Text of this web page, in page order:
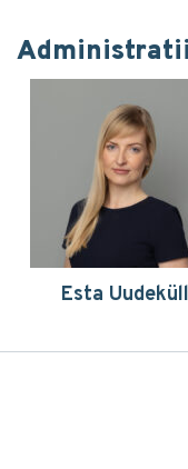
Esta Uudeküll